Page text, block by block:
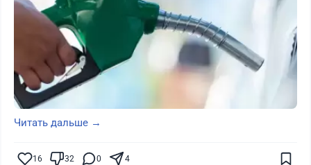
Читать дальше →
16 32 0 4